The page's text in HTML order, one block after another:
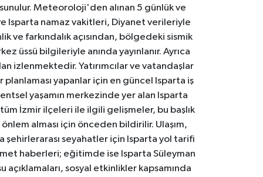
Meteoroloji'den alınan 5 günlük ve
Isparta namaz vakitleri, Diyanet verileriyle
ve farkındalık açısından, bölgedeki sismik
üssü bilgileriyle anında yayınlanır. Ayrıca
izlenmektedir. Yatırımcılar ve vatandaşlar
planlaması yapanlar için en güncel Isparta iş
yaşamın merkezinde yer alan Isparta
tüm İzmir ilçeleri ile ilgili gelişmeler, bu başlık
alması için önceden bildirilir. Ulaşım,
şehirlerarası seyahatler için Isparta yol tarifi
haberleri; eğitimde ise Isparta Süleyman
sosyal etkinlikler kapsamında